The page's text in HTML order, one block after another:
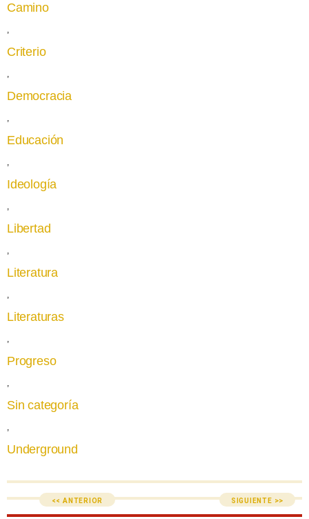
Camino
,
Criterio
,
Democracia
,
Educación
,
Ideología
,
Libertad
,
Literatura
,
Literaturas
,
Progreso
,
Sin categoría
,
Underground
<< ANTERIOR SIGUIENTE >>